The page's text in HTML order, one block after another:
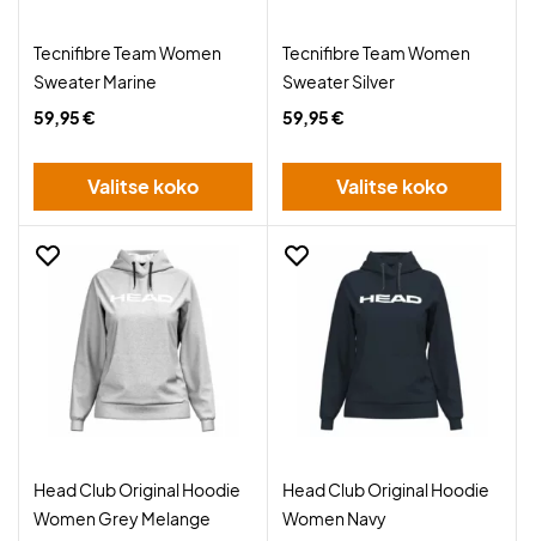
Tecnifibre Team Women
Sweater Marine
59,95 €
Valitse koko
Tecnifibre Team Women
Sweater Silver
59,95 €
Valitse koko
Head Club Original Hoodie
Women Grey Melange
Head Club Original Hoodie
Women Navy